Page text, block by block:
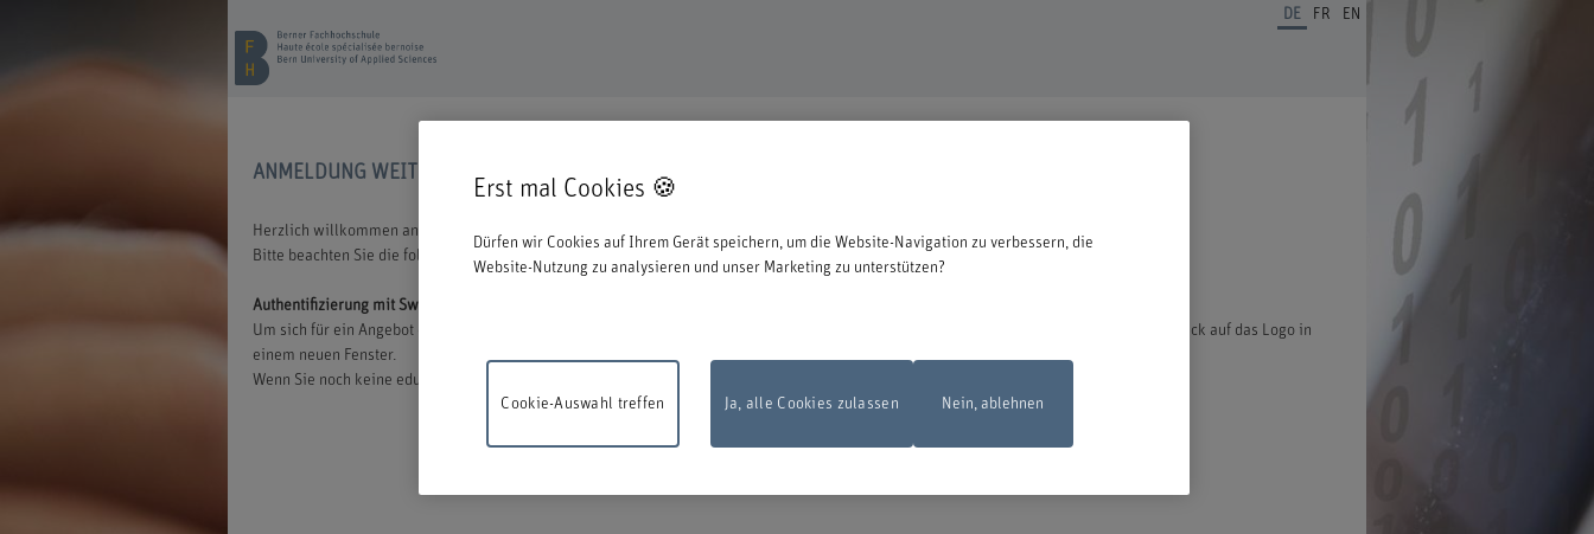
DE FR EN
ANMELDUNG WEITERBILDUNG
Herzlich willkommen an der BFH. Wir freuen uns, dass Sie sich für eine Aus- oder Weiterbildung bei uns entschieden haben.
Bitte beachten Sie die folgenden Informationen zum Start des Anmeldeprozesses:
Authentifizierung mit Switch edu-ID
Um sich für ein Angebot der BFH anmelden zu können, müssen Sie sich mit der edu-ID von Switch anmelden. Das Loginfenster öffnet bei Klick auf das Logo in
einem neuen Fenster.
Wenn Sie noch keine edu-ID besitzen, können Sie diese direkt bei Switch erstellen.
Erst mal Cookies 🍪
Dürfen wir Cookies auf Ihrem Gerät speichern, um die Website-Navigation zu verbessern, die
Website-Nutzung zu analysieren und unser Marketing zu unterstützen?
Ja, alle Cookies zulassen
Cookie-Auswahl treffen Nein, ablehnen